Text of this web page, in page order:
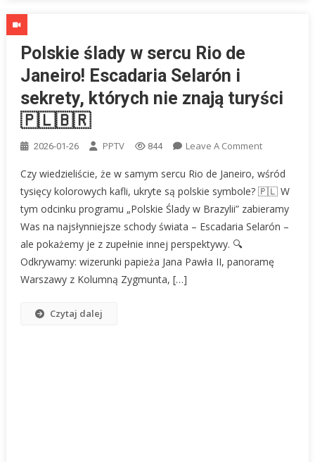
Polskie ślady w sercu Rio de
Janeiro! Escadaria Selarón i
sekrety, których nie znają turyści
🇵🇱🇧🇷
2026-01-26 PPTV 844 Leave A CommentOn
Ślady
W
Sercu
Rio
Janeiro!
Czy wiedzieliście, że w samym sercu Rio de Janeiro, wśród
tysięcy kolorowych kafli, ukryte są polskie symbole? 🇵🇱 W
tym odcinku programu „Polskie Ślady w Brazylii” zabieramy
Was na najsłynniejsze schody świata – Escadaria Selarón –
ale pokażemy je z zupełnie innej perspektywy. 🔍
Odkrywamy: wizerunki papieża Jana Pawła II, panoramę
Warszawy z Kolumną Zygmunta, […]
Czytaj dalej